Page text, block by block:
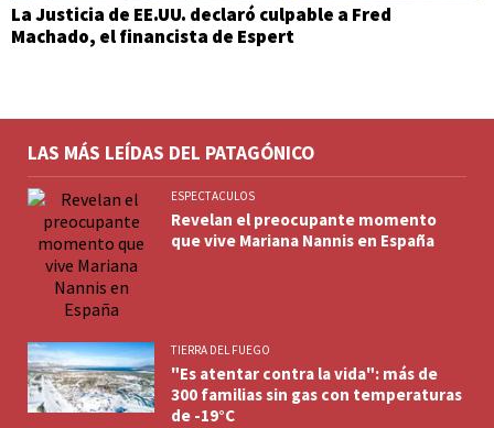
La Justicia de EE.UU. declaró culpable a Fred
Machado, el financista de Espert
LAS MÁS LEÍDAS DEL PATAGÓNICO
ESPECTACULOS
Revelan el preocupante momento
que vive Mariana Nannis en España
TIERRA DEL FUEGO
"Es atentar contra la vida": más de
300 familias sin gas con temperaturas
de -19°C